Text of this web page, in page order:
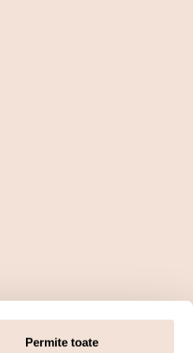
Permite toate